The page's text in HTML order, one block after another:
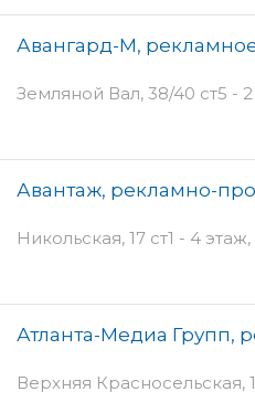
Авангард-М, рекламное
Земляной Вал, 38/40 ст5 -
Авантаж, рекламно-
Никольская, 17 ст1 - 4
Атланта-Медиа Групп,
Верхняя Красносельская,